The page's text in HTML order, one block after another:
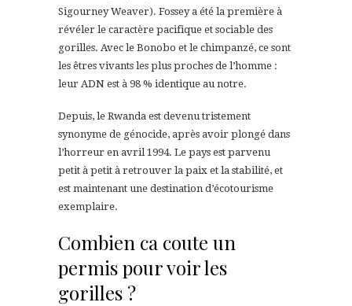
Sigourney Weaver). Fossey a été la première à
révéler le caractère pacifique et sociable des
gorilles. Avec le Bonobo et le chimpanzé, ce sont
les êtres vivants les plus proches de l’homme :
leur ADN est à 98 % identique au notre.
Depuis, le Rwanda est devenu tristement
synonyme de génocide, après avoir plongé dans
l’horreur en avril 1994. Le pays est parvenu
petit à petit à retrouver la paix et la stabilité, et
est maintenant une destination d’écotourisme
exemplaire.
Combien ca coute un
permis pour voir les
gorilles ?